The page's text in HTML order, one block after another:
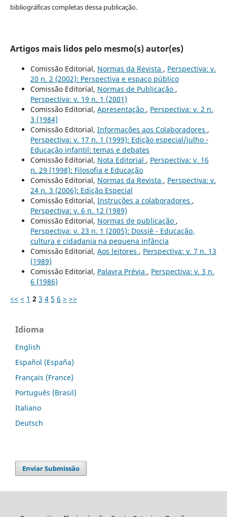
bibliográficas completas dessa publicação.
Artigos mais lidos pelo mesmo(s) autor(es)
Comissão Editorial, Normas da Revista , Perspectiva: v.
20 n. 2 (2002): Perspectiva e espaço público
Comissão Editorial, Normas de Publicação ,
Perspectiva: v. 19 n. 1 (2001)
Comissão Editorial, Apresentação , Perspectiva: v. 2 n.
3 (1984)
Comissão Editorial, Informações aos Colaboradores ,
Perspectiva: v. 17 n. 1 (1999): Edição especial/julho -
Educação infantil: temas e debates
Comissão Editorial, Nota Editorial , Perspectiva: v. 16
n. 29 (1998): Filosofia e Educação
Comissão Editorial, Normas da Revista , Perspectiva: v.
24 n. 3 (2006): Edição Especial
Comissão Editorial, Instruções a colaboradores ,
Perspectiva: v. 6 n. 12 (1989)
Comissão Editorial, Normas de publicação ,
Perspectiva: v. 23 n. 1 (2005): Dossiê - Educação,
cultura e cidadania na pequena infância
Comissão Editorial, Aos leitores , Perspectiva: v. 7 n. 13
(1989)
Comissão Editorial, Palavra Prévia , Perspectiva: v. 3 n.
6 (1986)
<< < 1 2 3 4 5 6 > >>
Idioma
English
Español (España)
Français (France)
Português (Brasil)
Italiano
Deutsch
Enviar Submissão